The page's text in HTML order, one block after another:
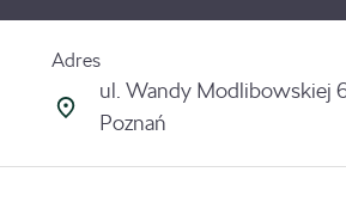
Adres
ul. Wandy Modlibowskiej
Poznań